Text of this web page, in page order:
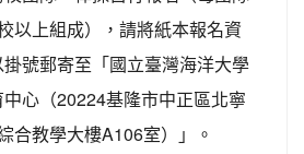
以上組成），請將紙本報名資
號郵寄至「國立臺灣海洋大學
心（20224基隆市中正區北寧
合教學大樓A106室）」。